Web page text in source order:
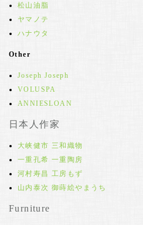
松山油脂
ヤマノテ
ハナウタ
Other
Joseph Joseph
VOLUSPA
ANNIESLOAN
日本人作家
大峡健市 三和織物
一重孔希 一重陶房
河村寿昌 工房もず
山内泰次 御蒔絵やまうち
Furniture